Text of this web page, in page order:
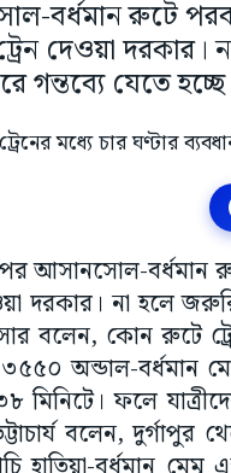
রুটে
দেওয়া
গন্তব্যে যেতে
আসানসোল-বর্ধমান
দরকার। না হলে
বলেন, কোন রুটে
অন্ডাল-বর্ধমান
ফলে
বলেন,